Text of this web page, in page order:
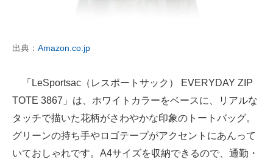
出典： Amazon.co.jp
「LeSportsac（レスポートサック） EVERYDAY ZIP
TOTE 3867」は、ホワイトカラーをベースに、リアルな
タッチで描いた花柄がさわやかな印象のトートバッグ。
グリーンの持ち手やロゴテープがアクセントにあんって
いておしゃれです。A4サイズを収納できるので、通勤・